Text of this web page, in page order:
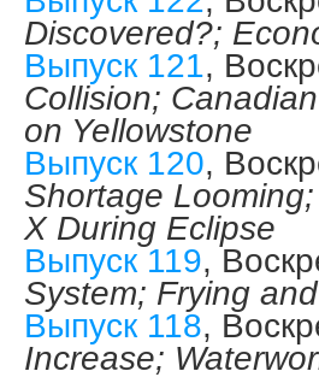
Discovered?;
Выпуск 121,
Collision;
on Yellowstone
Выпуск 120,
Shortage
X During Eclipse
Выпуск 119,
System; Frying
Выпуск 118,
Increase;